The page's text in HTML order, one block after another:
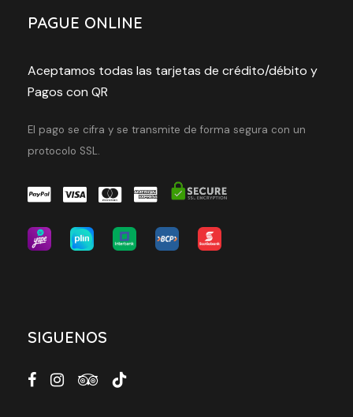
PAGUE ONLINE
Aceptamos todas las tarjetas de crédito/débito y
Pagos con QR
El pago se cifra y se transmite de forma segura con un
protocolo SSL.
SIGUENOS